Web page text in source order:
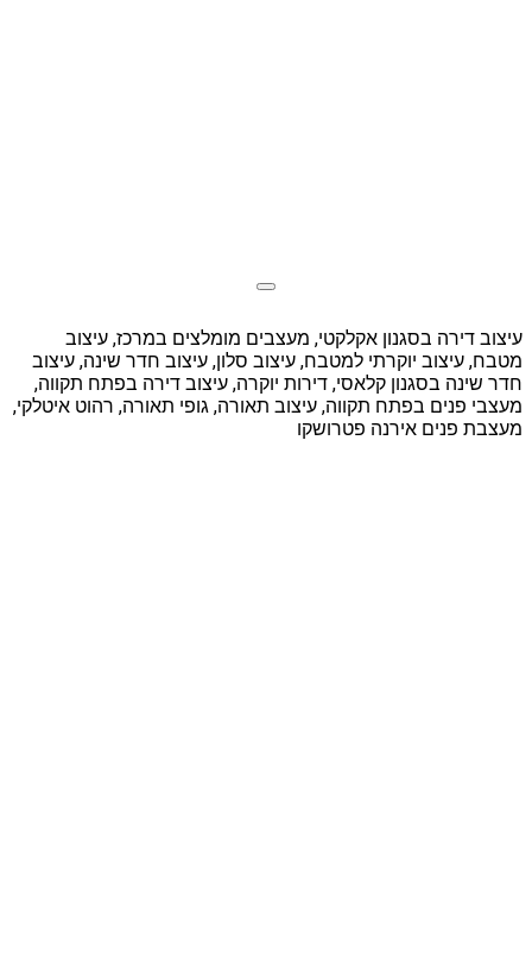
עיצוב דירה בסגנון אקלקטי, מעצבים מומלצים במרכז, עיצוב
מטבח, עיצוב יוקרתי למטבח, עיצוב סלון, עיצוב חדר שינה, עיצוב
חדר שינה בסגנון קלאסי, דירות יוקרה, עיצוב דירה בפתח תקווה,
מעצבי פנים בפתח תקווה, עיצוב תאורה, גופי תאורה, רהוט איטלקי,
מעצבת פנים אירנה פטרושקו